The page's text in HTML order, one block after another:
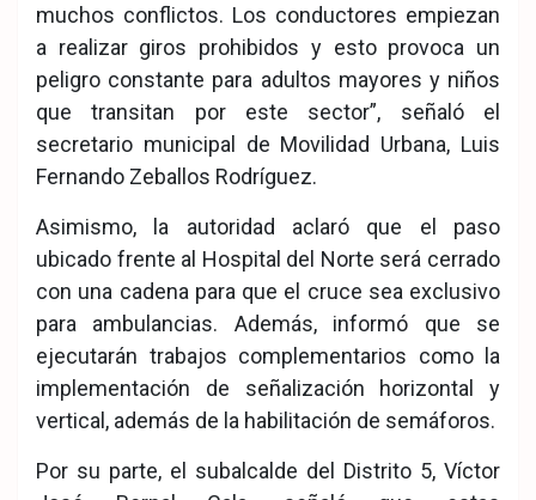
muchos conflictos. Los conductores empiezan
a realizar giros prohibidos y esto provoca un
peligro constante para adultos mayores y niños
que transitan por este sector”, señaló el
secretario municipal de Movilidad Urbana, Luis
Fernando Zeballos Rodríguez.
Asimismo, la autoridad aclaró que el paso
ubicado frente al Hospital del Norte será cerrado
con una cadena para que el cruce sea exclusivo
para ambulancias. Además, informó que se
ejecutarán trabajos complementarios como la
implementación de señalización horizontal y
vertical, además de la habilitación de semáforos.
Por su parte, el subalcalde del Distrito 5, Víctor